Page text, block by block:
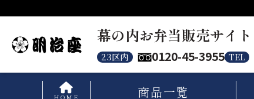
幕の内お弁当販売サイト
23区内 0120-45-3955 TEL
HOME 商品一覧